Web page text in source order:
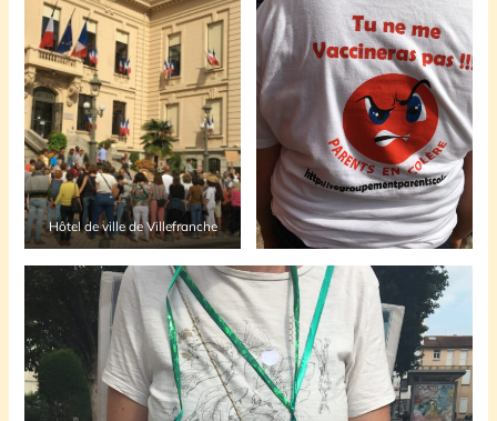
Hôtel de ville de Villefranche